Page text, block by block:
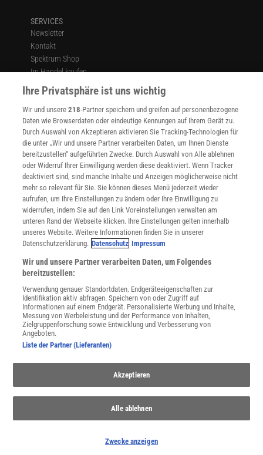
SERVICES
Newsletter
Kontakt
Spektrum Shop
Im Handel kaufen
Presse
Verträge kündigen
Widerruf
INFO
Mediadaten
Datenschutz
Nutzungsbedingungen
Cookie-Einstellungen
Utiq verwalten
Nutzungsbasierte Onlinewerbung
Alle Artikel
Impressum
Angebote für Schulen
Angebote für Institutionen
Sprachen lernen mit Gymglish
Lexika
Für Spektrum schreiben
Zugänglichkeitserklärung
WEBSEITEN
KielSCN
Wissenschaft in die Schulen
SciLogs
Ihre Privatsphäre ist uns wichtig
Wir und unsere218-Partner speichern und greifen auf personenbezogene
Daten wie Browserdaten oder eindeutige Kennungen auf Ihrem Gerät zu.
Durch Auswahl von Akzeptieren aktivieren Sie Tracking-Technologien für
die unter „Wir und unsere Partner verarbeiten Daten, um Ihnen Dienste
bereitzustellen“ aufgeführten Zwecke. Durch Auswahl von Alle ablehnen
oder Widerruf Ihrer Einwilligung werden diese deaktiviert. Wenn Tracker
deaktiviert sind, sind manche Inhalte und Anzeigen möglicherweise nicht
mehr so relevant für Sie. Sie können dieses Menü jederzeit wieder
aufrufen, um Ihre Einstellungen zu ändern oder Ihre Einwilligung zu
widerrufen, indem Sie auf den Link Voreinstellungen verwalten am
unteren Rand der Webseite klicken. Ihre Einstellungen gelten innerhalb
unseres Website. Weitere Informationen finden Sie in unserer
Datenschutzerklärung. Datenschutz Impressum
Wir und unsere Partner verarbeiten Daten, um Folgendes
bereitzustellen:
Verwendung genauer Standortdaten. Endgeräteeigenschaften zur
Identifikation aktiv abfragen. Speichern von oder Zugriff auf
Informationen auf einem Endgerät. Personalisierte Werbung und Inhalte,
Messung von Werbeleistung und der Performance von Inhalten,
Zielgruppenforschung sowie Entwicklung und Verbesserung von
Angeboten.
Liste der Partner (Lieferanten)
Akzeptieren
Alle ablehnen
Zwecke anzeigen